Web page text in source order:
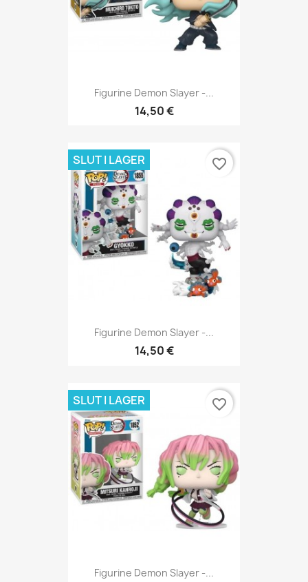
Figurine Demon Slayer -...
14,50 €
Figurine Demon Slayer -...
14,50 €
SLUT I LAGER favorite_border
Figurine Demon Slayer -...
SLUT I LAGER favorite_border